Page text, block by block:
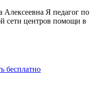
Алексеевна Я педагог по
сети центров помощи в
бесплатно